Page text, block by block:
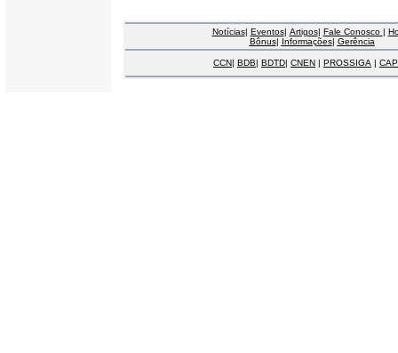
Notícias| Eventos| Artigos| Fale Conosco |
Bônus| Informações| Gerência
CCN| BDB| BDTD| CNEN | PROSSIGA |